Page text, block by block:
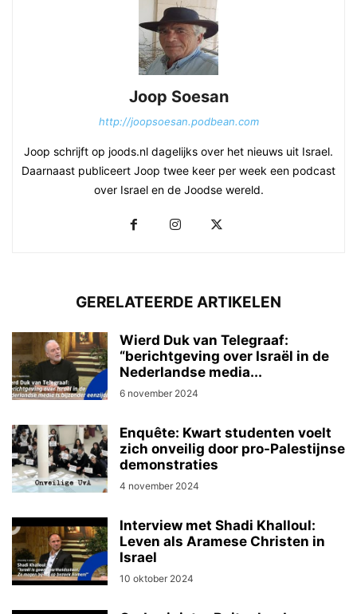
Joop Soesan
http://joopsoesan.podbean.com
Joop schrijft op joods.nl dagelijks over het nieuws uit Israel.
Daarnaast publiceert Joop twee keer per week een podcast
over Israel en de Joodse wereld.
GERELATEERDE ARTIKELEN
Wierd Duk van Telegraaf:
“berichtgeving over Israël in de
Nederlandse media...
6 november 2024
Enquête: Kwart studenten voelt
zich onveilig door pro-Palestijnse
demonstraties
4 november 2024
Interview met Shadi Khalloul:
Leven als Aramese Christen in
Israel
10 oktober 2024